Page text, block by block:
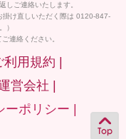
ご連絡いたします。
掛け直しいただく際は 0120-847-
）
連絡ください。
利用規約 |
営会社 |
ーポリシー |